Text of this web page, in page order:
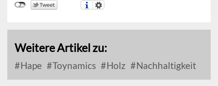
Weitere Artikel zu:
Hape Toynamics Holz Nachhaltigkeit